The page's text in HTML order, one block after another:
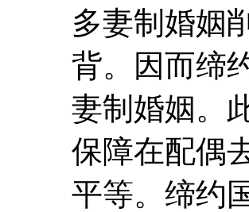
多妻制婚姻
背。因而缔
妻制婚姻。
保障在配偶
平等。缔约